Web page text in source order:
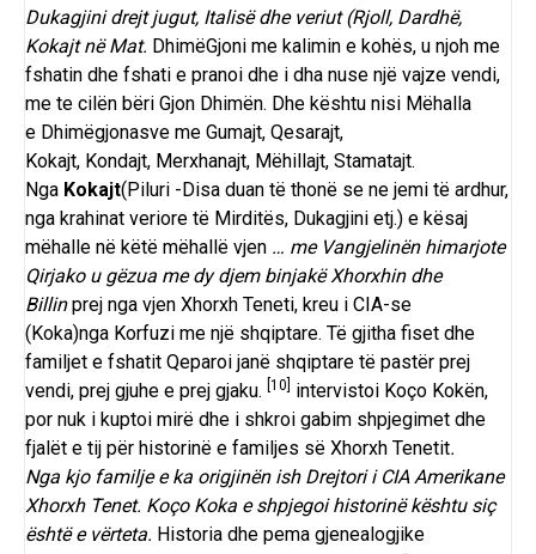
Dukagjini drejt jugut, Italisë dhe veriut (Rjoll, Dardhë,
Kokajt në Mat. DhimëGjoni me kalimin e kohës, u njoh me
fshatin dhe fshati e pranoi dhe i dha nuse një vajze vendi,
me te cilën bëri Gjon Dhimën. Dhe kështu nisi Mëhalla
e Dhimëgjonasve me Gumajt, Qesarajt,
Kokajt, Kondajt, Merxhanajt, Mëhillajt, Stamatajt.
Nga Kokajt(Piluri -Disa duan të thonë se ne jemi të ardhur,
nga krahinat veriore të Mirditës, Dukagjini etj.) e kësaj
mëhalle në këtë mëhallë vjen … me Vangjelinën himarjote
Qirjako u gëzua me dy djem binjakë Xhorxhin dhe
Billinprej nga vjen Xhorxh Teneti, kreu i CIA-se
(Koka)nga Korfuzi me një shqiptare. Të gjitha fiset dhe
familjet e fshatit Qeparoi janë shqiptare të pastër prej
vendi, prej gjuhe e prej gjaku. [10] intervistoi Koço Kokën,
por nuk i kuptoi mirë dhe i shkroi gabim shpjegimet dhe
fjalët e tij për historinë e familjes së Xhorxh Tenetit.
Nga kjo familje e ka origjinën ish Drejtori i CIAAmerikane
Xhorxh Tenet. Koço Koka e shpjegoi historinë kështu siç
është e vërteta. Historia dhe pema gjenealogjike